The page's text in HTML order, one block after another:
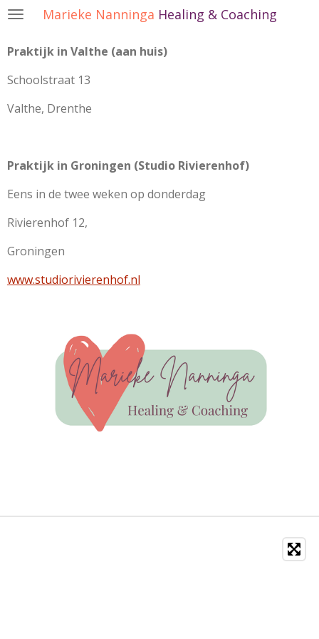
Ga
naar
hoofdinhoud
Marieke Nanninga Healing & Coaching
Praktijk in Valthe (aan huis)
Schoolstraat 13
Valthe, Drenthe
Praktijk in Groningen (Studio Rivierenhof)
Eens in de twee weken op donderdag
Rivierenhof 12,
Groningen
www.studiorivierenhof.nl